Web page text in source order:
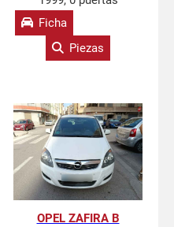
Ficha
Piezas
OPEL ZAFIRA B